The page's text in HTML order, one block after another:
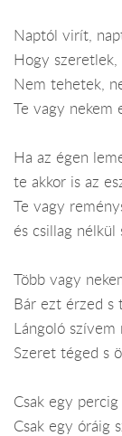
Naptól virít,
Hogy
Nem tehetek,
Te vagy nekem
Ha az égen
te akkor is az
Te vagy
és csillag nélkül
Több vagy
Bár ezt érzed s
Lángoló
Szeret téged s
Csak egy
Csak egy óráig